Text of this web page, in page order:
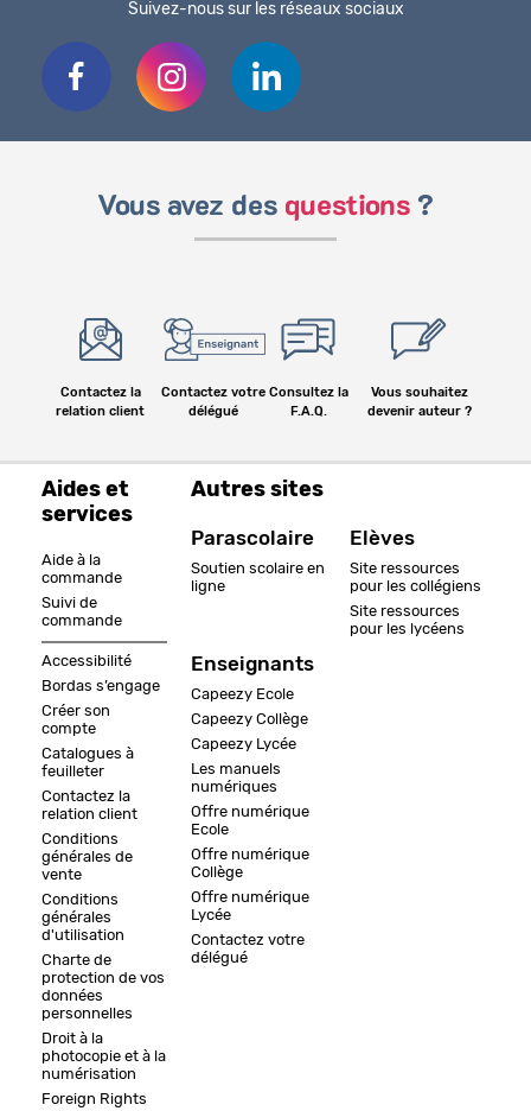
Suivez-nous sur les réseaux sociaux
Vous avez des questions ?
Contactez la
relation client
Contactez votre
délégué
Consultez la
F.A.Q.
Vous souhaitez
devenir auteur ?
Aides et
services
Aide à la
commande
Suivi de
commande
Accessibilité
Bordas s’engage
Créer son
compte
Catalogues à
feuilleter
Contactez la
relation client
Conditions
générales de
vente
Conditions
générales
d'utilisation
Charte de
protection de vos
données
personnelles
Droit à la
photocopie et à la
numérisation
Foreign Rights
Autres sites
Parascolaire
Soutien scolaire en
ligne
Enseignants
Capeezy Ecole
Capeezy Collège
Capeezy Lycée
Les manuels
numériques
Offre numérique
Ecole
Offre numérique
Collège
Offre numérique
Lycée
Contactez votre
délégué
Elèves
Site ressources
pour les collégiens
Site ressources
pour les lycéens